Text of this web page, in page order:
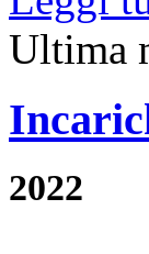
Ultima
2022